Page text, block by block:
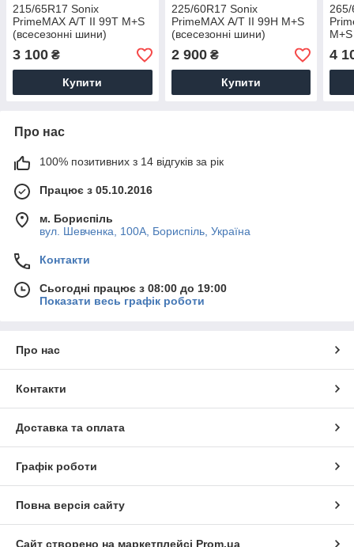
215/65R17 Sonix
PrimeMAX А/Т II 99T M+S
(всесезонні шини)
3 100 ₴
Купити
225/60R17 Sonix
PrimeMAX А/Т II 99H M+S
(всесезонні шини)
2 900₴
Купити
265/
4
Про нас
100% позитивних з 14 відгуків за рік
Працює з 05.10.2016
м. Бориспіль
вул. Шевченка, 100А, Бориспіль, Україна
Контакти
Сьогодні працює з 08:00 до 19:00
Показати весь графік роботи
Про нас
Контакти
Доставка та оплата
Графік роботи
Повна версія сайту
Сайт створено на маркетплейсі Prom.ua